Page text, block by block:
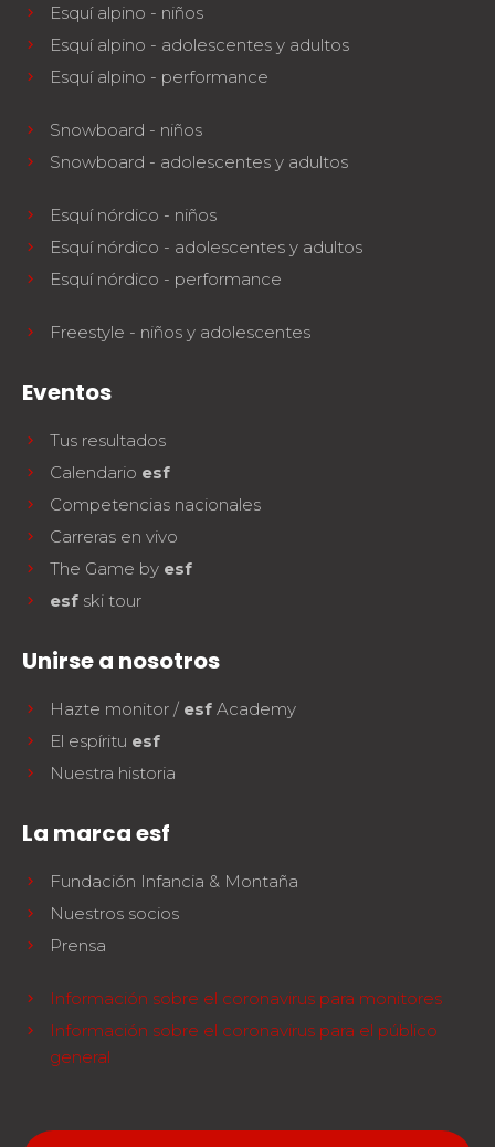
Esquí alpino - niños
Esquí alpino - adolescentes y adultos
Esquí alpino - performance
Snowboard - niños
Snowboard - adolescentes y adultos
Esquí nórdico - niños
Esquí nórdico - adolescentes y adultos
Esquí nórdico - performance
Freestyle - niños y adolescentes
Eventos
Tus resultados
Calendario esf
Competencias nacionales
Carreras en vivo
The Game by esf
esf ski tour
Unirse a nosotros
Hazte monitor / esf Academy
El espíritu esf
Nuestra historia
La marca esf
Fundación Infancia & Montaña
Nuestros socios
Prensa
Información sobre el coronavirus para monitores
Información sobre el coronavirus para el público
general